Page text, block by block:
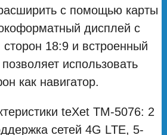
с помощью карты
дисплей с
18:9 и встроенный
использовать
как навигатор.
teXet ТМ-5076: 2
сетей 4G LTE, 5-